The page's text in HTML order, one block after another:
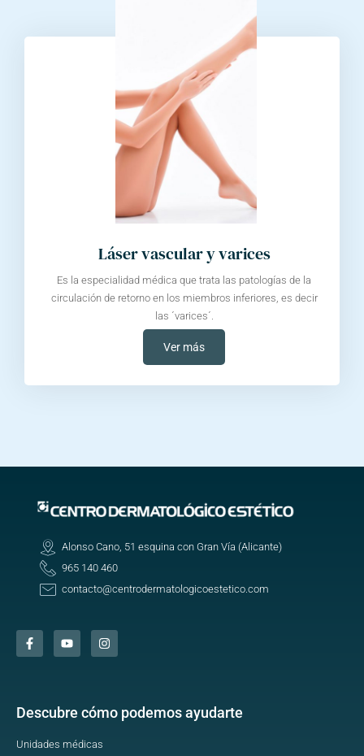
Láser vascular y varices
Es la especialidad médica que trata las patologías de la
circulación de retorno en los miembros inferiores, es decir
las ´varices´.
Ver más
Alonso Cano, 51 esquina con Gran Vía (Alicante)
965 140 460
contacto@centrodermatologicoestetico.com
Descubre cómo podemos ayudarte
Unidades médicas